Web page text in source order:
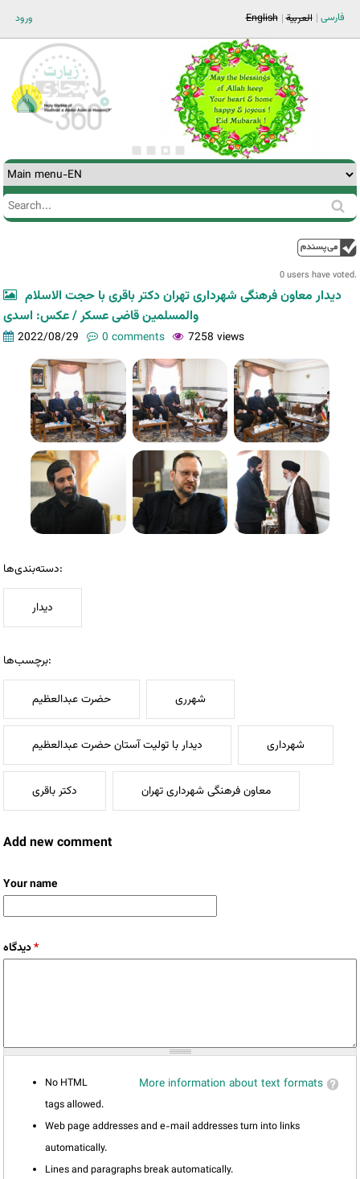
ورود فارسی العربية English
Search
Search
0 users have voted.
دیدار معاون فرهنگی شهرداری تهران دکتر باقری با حجت الاسلام
والمسلمین قاضی عسکر / عکس: اسدی
2022/08/29 0 comments 7258 views
دسته‌بندی‌ها:
دیدار
برچسب‌ها:
حضرت عبدالعظیم شهرری
دیدار با تولیت آستان حضرت عبدالعظیم شهرداری
دکتر باقری معاون فرهنگی شهرداری تهران
Add new comment
Your name
دیدگاه*
More information about text formats
No HTML
tags allowed.
Web page addresses and e-mail addresses turn into links
automatically.
Lines and paragraphs break automatically.